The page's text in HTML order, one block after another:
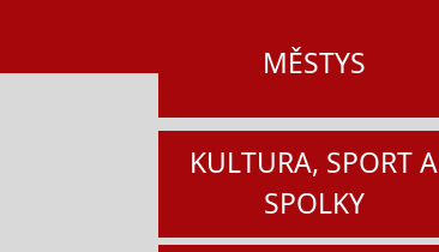
MĚSTYS
KULTURA, SPORT A
SPOLKY